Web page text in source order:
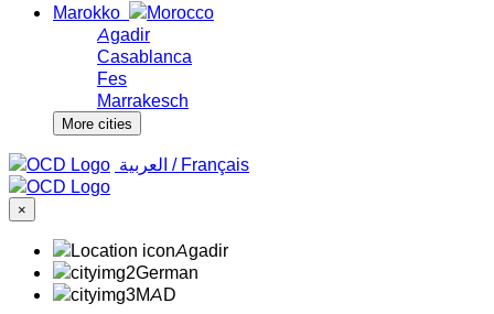
Marokko
Agadir
Casablanca
Fes
Marrakesch
More cities
‏العربية ‏ / Français
×
Agadir
German
MAD